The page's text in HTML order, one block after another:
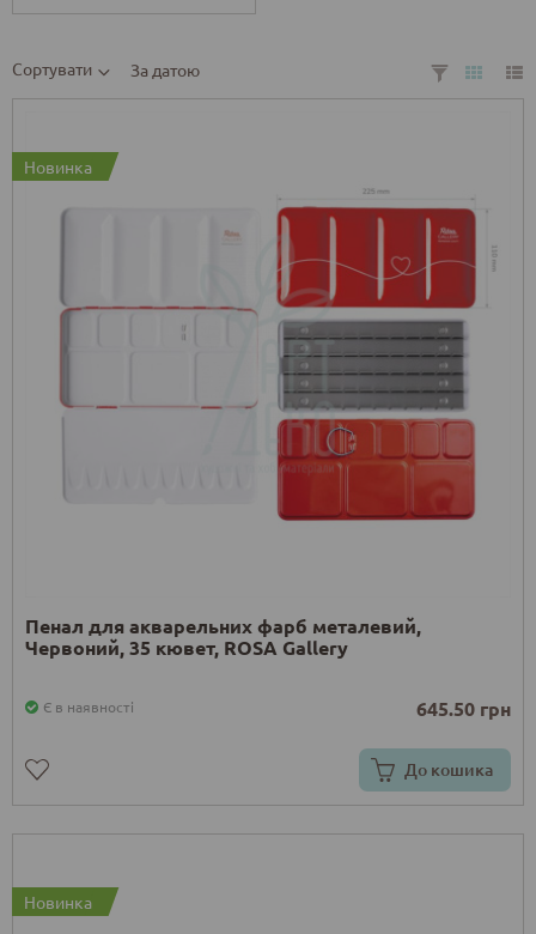
Сортувати За датою
Новинка
Пенал для акварельних фарб металевий,
Червоний, 35 кювет, ROSA Gallery
Є в наявності 645.50 грн
До кошика
Новинка